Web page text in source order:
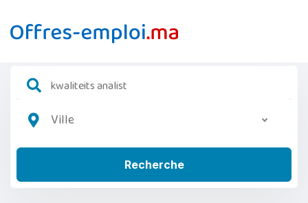
Ville
Recherche